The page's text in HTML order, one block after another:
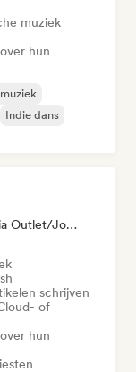
muziek
hun
Indie dans
Youtube/Twitch-Kanaal, Media Outlet/Journalist, Mentor, Sociale Media Beïnvloeder, Geluidsexpert
schrijven
of
hun